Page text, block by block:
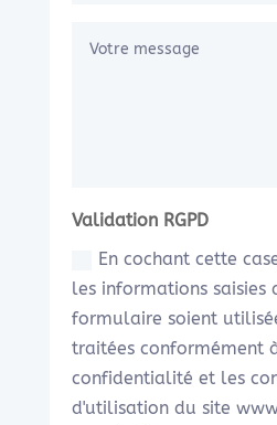
Validation RGPD
En cochant cette
les informations saisies
formulaire soient
traitées conformément
confidentialité et les
d'utilisation du site